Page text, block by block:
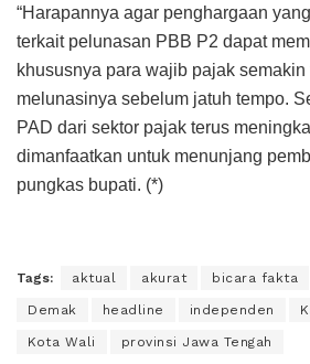
“Harapannya agar penghargaan
terkait pelunasan PBB P2 dapat
khususnya para wajib pajak semakin
melunasinya sebelum jatuh tempo.
PAD dari sektor pajak terus
dimanfaatkan untuk menunjang
pungkas bupati. (*)
Tags: aktual akurat bicara fakta
Demak headline independen
Kota Wali provinsi Jawa Tengah